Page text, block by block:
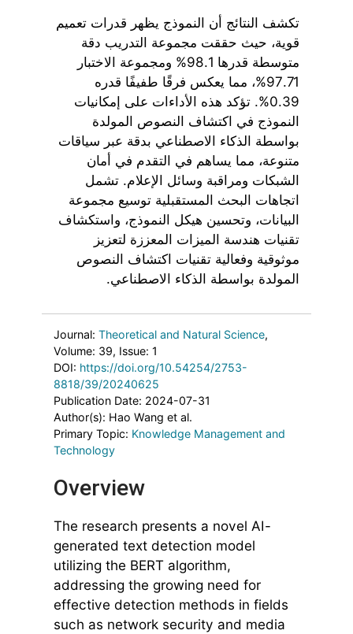
تكشف النتائج أن النموذج يظهر قدرات تعميم
قوية، حيث حققت مجموعة التدريب دقة
متوسطة قدرها 98.1% ومجموعة الاختبار
97.71%، مما يعكس فرقًا طفيفًا قدره
0.39%. تؤكد هذه الأداءات على إمكانيات
النموذج في اكتشاف النصوص المولدة
بواسطة الذكاء الاصطناعي بدقة عبر سياقات
متنوعة، مما يساهم في التقدم في أمان
الشبكات ومراقبة وسائل الإعلام. تشمل
اتجاهات البحث المستقبلية توسيع مجموعة
البيانات، وتحسين هيكل النموذج، واستكشاف
تقنيات هندسة الميزات المعززة لتعزيز
موثوقية وفعالية تقنيات اكتشاف النصوص
المولدة بواسطة الذكاء الاصطناعي.
Journal: Theoretical and Natural Science,
Volume: 39, Issue: 1
DOI: https://doi.org/10.54254/2753-
8818/39/20240625
Publication Date: 2024-07-31
Author(s): Hao Wang et al.
Primary Topic: Knowledge Management and
Technology
Overview
The research presents a novel AI-
generated text detection model
utilizing the BERT algorithm,
addressing the growing need for
effective detection methods in fields
such as network security and media